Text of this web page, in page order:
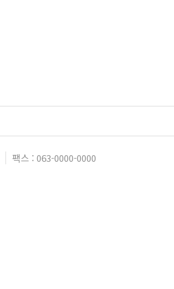
팩스 : 063-0000-0000